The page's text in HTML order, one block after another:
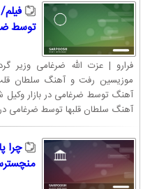
توسط
فرارو | عزت الله ضرغامی وزیر
موزیسین رفت و آهنگ سلطان
آهنگ توسط ضرغامی در بازار وکیل
آهنگ سلطان قلبها توسط ضرغامی در
چرا